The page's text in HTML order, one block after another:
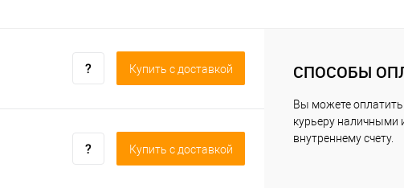
Купить c доставкой
Купить c доставкой
СПОСОБЫ
Вы можете оплатить
курьеру наличными
внутреннему счету.